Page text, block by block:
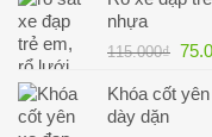
nhựa
115.000₫ Giá
là:
Khóa cốt
dày dặn